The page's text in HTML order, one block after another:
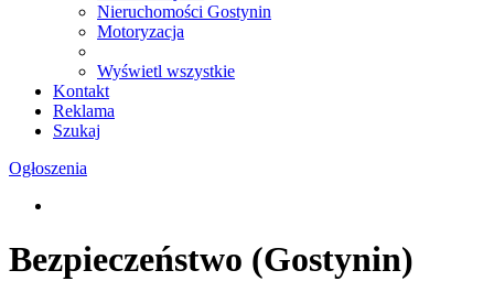
Nieruchomości Gostynin
Motoryzacja
Wyświetl wszystkie
Kontakt
Reklama
Szukaj
Ogłoszenia
Bezpieczeństwo (Gostynin)